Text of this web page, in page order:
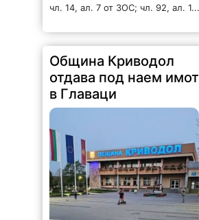
чл. 14, ал. 7 от ЗОС; чл. 92, ал. 1...
Община Криводол
отдава под наем имот
в Главаци